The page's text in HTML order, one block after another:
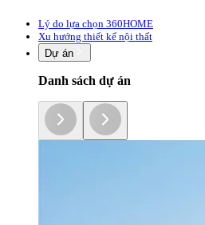
Lý do lựa chọn 360HOME
Xu hướng thiết kế nội thất
Dự án
Danh sách dự án